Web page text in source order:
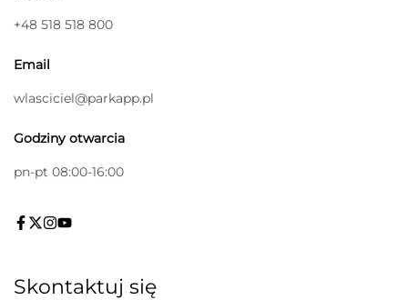
+48 518 518 800
Email
wlasciciel@parkapp.pl
Godziny otwarcia
pn-pt 08:00-16:00
Skontaktuj się